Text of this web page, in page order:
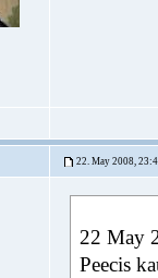
22. May 2008,
22 May
Peecis